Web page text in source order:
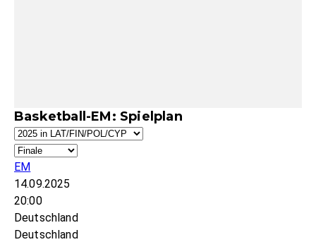
Basketball-EM: Spielplan
EM
14.09.2025
20:00
Deutschland
Deutschland